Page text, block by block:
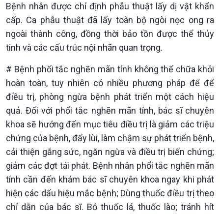
Văn hoá & Du lịch
Tin Văn hoá & Du lịch
Chát với người nổi tiếng
Câu chuyện Thể thao
Multimedia
Ảnh
Video
Infographic
E-Magazine
Bệnh nhân được chỉ định phẫu thuật lấy dị vật khẩn
cấp. Ca phẫu thuật đã lấy toàn bộ ngòi nọc ong ra
ngoài thành công, đồng thời bảo tồn được thể thủy
tinh và các cấu trúc nội nhãn quan trọng.
# Bệnh phổi tắc nghẽn mãn tính không thể chữa khỏi
hoàn toàn, tuy nhiên có nhiều phương pháp để để
điều trị, phòng ngừa bệnh phát triển một cách hiệu
quả. Đối với phổi tắc nghẽn mãn tính, bác sĩ chuyên
khoa sẽ hướng đến mục tiêu điều trị là giảm các triệu
chứng của bệnh, đẩy lùi, làm chậm sự phát triển bệnh,
cải thiện gắng sức, ngăn ngừa và điều trị biến chứng;
giảm các đợt tái phát. Bệnh nhân phổi tắc nghẽn mãn
tính cần đến khám bác sĩ chuyên khoa ngay khi phát
hiện các dấu hiệu mắc bệnh; Dùng thuốc điều trị theo
chỉ dẫn của bác sĩ. Bỏ thuốc lá, thuốc lào; tránh hít